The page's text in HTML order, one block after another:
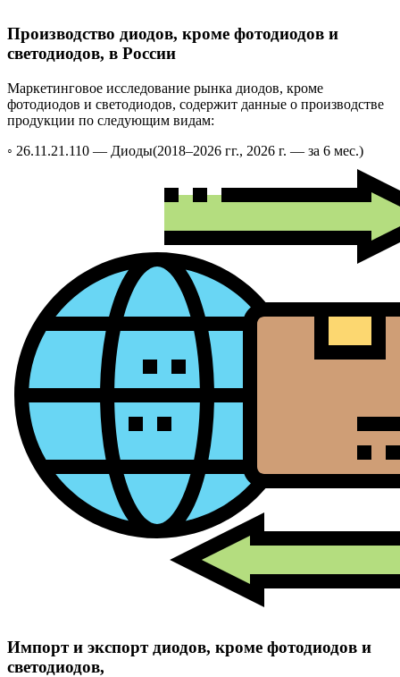
Производство диодов, кроме фотодиодов и
светодиодов, в России
Маркетинговое исследование рынка диодов, кроме
фотодиодов и светодиодов, содержит данные о производстве
продукции по следующим видам:
◦ 26.11.21.110 — Диоды(2018–2026 гг., 2026 г. — за 6 мес.)
Импорт и экспорт диодов, кроме фотодиодов и
светодиодов,